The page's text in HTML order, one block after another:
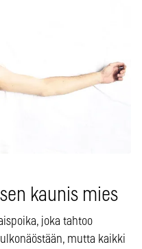
kaunis mies
joka tahtoo
mutta kaikki